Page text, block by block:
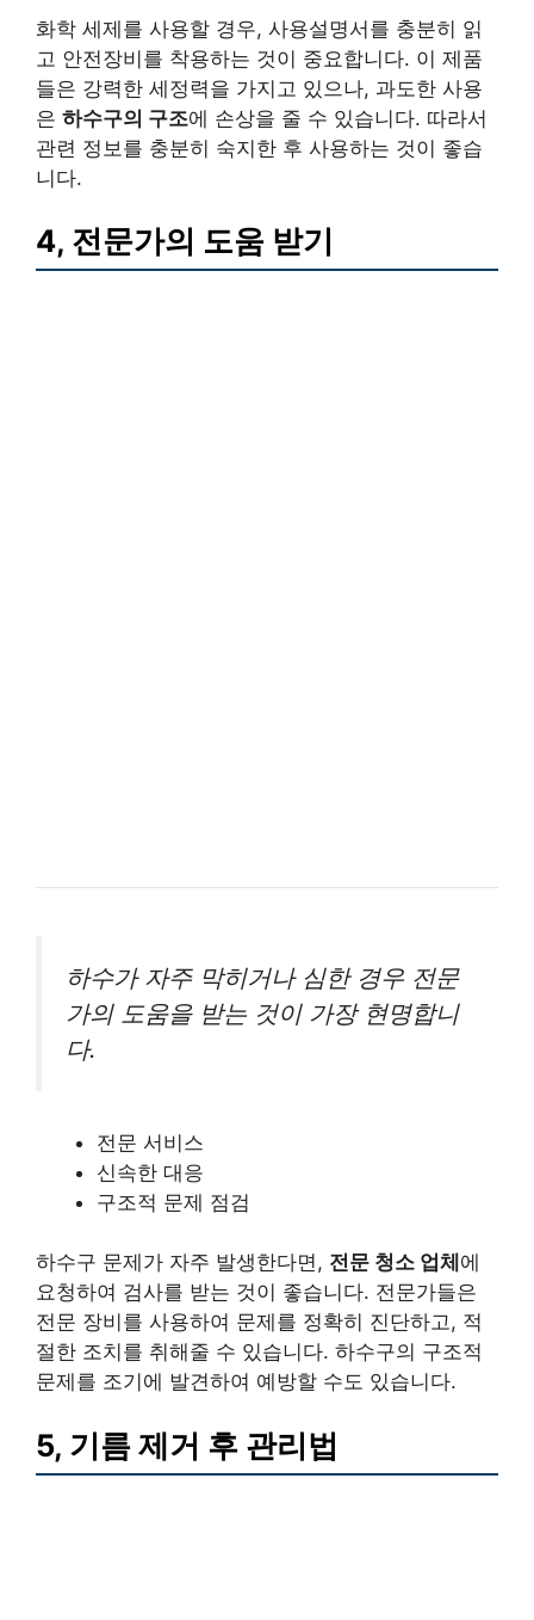
화학 세제를 사용할 경우, 사용설명서를 충분히 읽
고 안전장비를 착용하는 것이 중요합니다. 이 제품
들은 강력한 세정력을 가지고 있으나, 과도한 사용
은 하수구의 구조에 손상을 줄 수 있습니다. 따라서
관련 정보를 충분히 숙지한 후 사용하는 것이 좋습
니다.
4, 전문가의 도움 받기
하수가 자주 막히거나 심한 경우 전문
가의 도움을 받는 것이 가장 현명합니
다.
전문 서비스
신속한 대응
구조적 문제 점검
하수구 문제가 자주 발생한다면, 전문 청소 업체 에
요청하여 검사를 받는 것이 좋습니다. 전문가들은
전문 장비를 사용하여 문제를 정확히 진단하고, 적
절한 조치를 취해줄 수 있습니다. 하수구의 구조적
문제를 조기에 발견하여 예방할 수도 있습니다.
5, 기름 제거 후 관리법